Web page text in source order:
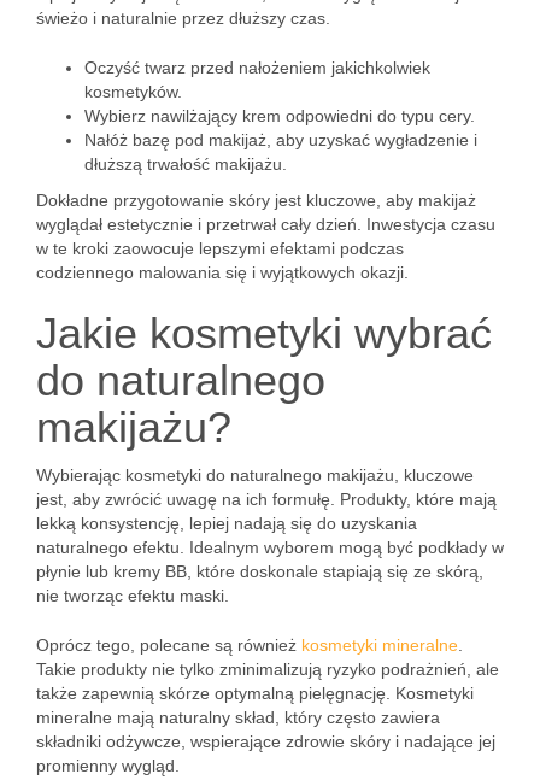
świeżo i naturalnie przez dłuższy czas.
Oczyść twarz przed nałożeniem jakichkolwiek
kosmetyków.
Wybierz nawilżający krem odpowiedni do typu cery.
Nałóż bazę pod makijaż, aby uzyskać wygładzenie i
dłuższą trwałość makijażu.
Dokładne przygotowanie skóry jest kluczowe, aby makijaż
wyglądał estetycznie i przetrwał cały dzień. Inwestycja czasu
w te kroki zaowocuje lepszymi efektami podczas
codziennego malowania się i wyjątkowych okazji.
Jakie kosmetyki wybrać
do naturalnego
makijażu?
Wybierając kosmetyki do naturalnego makijażu, kluczowe
jest, aby zwrócić uwagę na ich formułę. Produkty, które mają
lekką konsystencję, lepiej nadają się do uzyskania
naturalnego efektu. Idealnym wyborem mogą być podkłady w
płynie lub kremy BB, które doskonale stapiają się ze skórą,
nie tworząc efektu maski.
Oprócz tego, polecane są również kosmetyki mineralne
Takie produkty nie tylko zminimalizują ryzyko podrażnień, ale
także zapewnią skórze optymalną pielęgnację. Kosmetyki
mineralne mają naturalny skład, który często zawiera
składniki odżywcze, wspierające zdrowie skóry i nadające jej
promienny wygląd.